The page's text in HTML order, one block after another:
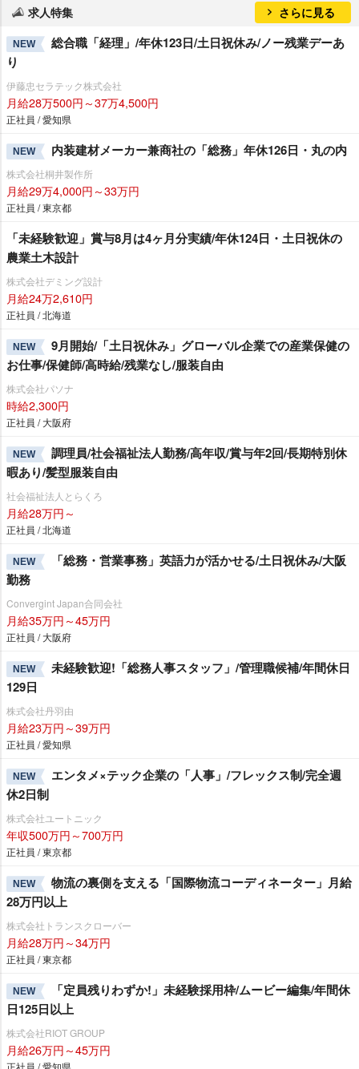
求人特集 さらに見る
NEW
総合職「経理」/年休123日/土日祝休み/ノー残業デーあ
り
伊藤忠セラテック株式会社
月給28万500円～37万4,500円
正社員 / 愛知県
NEW 内装建材メーカー兼商社の「総務」年休126日・丸の内
株式会社桐井製作所
月給29万4,000円～33万円
正社員 / 東京都
「未経験歓迎」賞与8月は4ヶ月分実績/年休124日・土日祝休の
農業土木設計
株式会社デミング設計
月給24万2,610円
正社員 / 北海道
NEW
9月開始/「土日祝休み」グローバル企業での産業保健の
お仕事/保健師/高時給/残業なし/服装自由
株式会社パソナ
時給2,300円
正社員 / 大阪府
NEW
調理員/社会福祉法人勤務/高年収/賞与年2回/長期特別休
暇あり/髪型服装自由
社会福祉法人とらくろ
月給28万円～
正社員 / 北海道
NEW
「総務・営業事務」英語力が活かせる/土日祝休み/大阪
勤務
Convergint Japan合同会社
月給35万円～45万円
正社員 / 大阪府
NEW
未経験歓迎!「総務人事スタッフ」/管理職候補/年間休日
129日
株式会社丹羽由
月給23万円～39万円
正社員 / 愛知県
NEW
エンタメ×テック企業の「人事」/フレックス制/完全週
休2日制
株式会社ユートニック
年収500万円～700万円
正社員 / 東京都
NEW
物流の裏側を支える「国際物流コーディネーター」月給
28万円以上
株式会社トランスクローバー
月給28万円～34万円
正社員 / 東京都
NEW
「定員残りわずか!」未経験採用枠/ムービー編集/年間休
日125日以上
株式会社RIOT GROUP
月給26万円～45万円